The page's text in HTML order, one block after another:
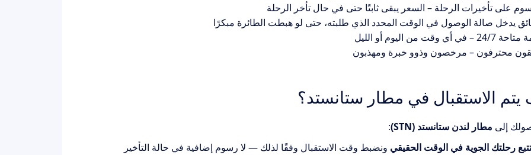
على تأخيرات الرحلة – السعر يبقى ثابتًا حتى في حال تأخر الرحلة
يدخل صالة الوصول في الوقت المحدد الذي طلبته، حتى لو هبطت الطائرة مبكرًا
أي وقت من اليوم أو الليل
محترفون – مرخصون وذوو خبرة ومهذبون
يتم الاستقبال في مطار ستانستد؟
إلى مطار لندن ستانستد (STN)
:
رحلتك الجوية في الوقت الحقيقي ونضبط وقت الاستقبال وفقًا لذلك — لا رسوم إضافية في حالة التأخير